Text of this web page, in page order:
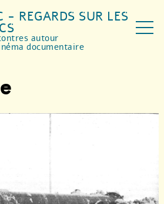
- REGARDS SUR LES
autour
documentaire